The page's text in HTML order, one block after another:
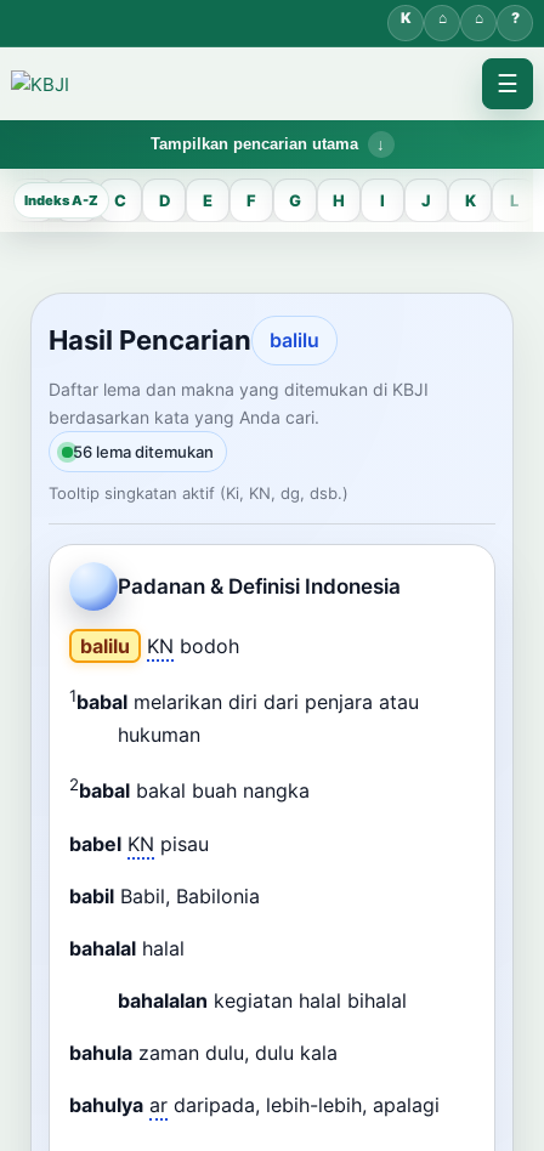
☰
Tampilkan pencarian utama
KBJI WORKSPACE
Hasil Pencarian
Temukan lema Jawa dan maknanya dalam bahasa Indonesia saat
mengelola data Kamus Bahasa Jawa-Indonesia.
CARI LEMA JAWA
Masukkan kata Jawa
Dashboard Pencarian
A B C D E F G H I J K L
Hasil Pencarian balilu
Daftar lema dan makna yang ditemukan di KBJI
berdasarkan kata yang Anda cari.
56 lema ditemukan
Tooltip singkatan aktif (Ki, KN, dg, dsb.)
Padanan & Definisi Indonesia
balilu KN bodoh
1babal melarikan diri dari penjara atau
hukuman
2babal bakal buah nangka
babel KN pisau
babil Babil, Babilonia
bahalal halal
bahalalan kegiatan halal bihalal
bahula zaman dulu, dulu kala
bahulya ar daripada, lebih-lebih, apalagi